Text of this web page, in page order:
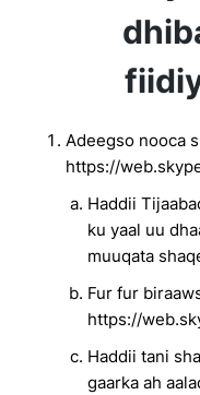
Adeegso nooca
https://
Haddii
ku yaal uu
muuqata
Fur fur
https://
Haddii tani
gaarka ah